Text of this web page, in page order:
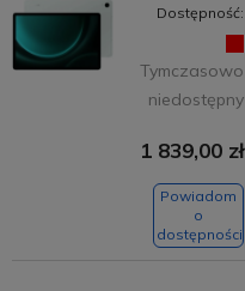
Dostępność:
Tymczasowo
niedostępny
1 839,00 zł
Powiadom
o
dostępności